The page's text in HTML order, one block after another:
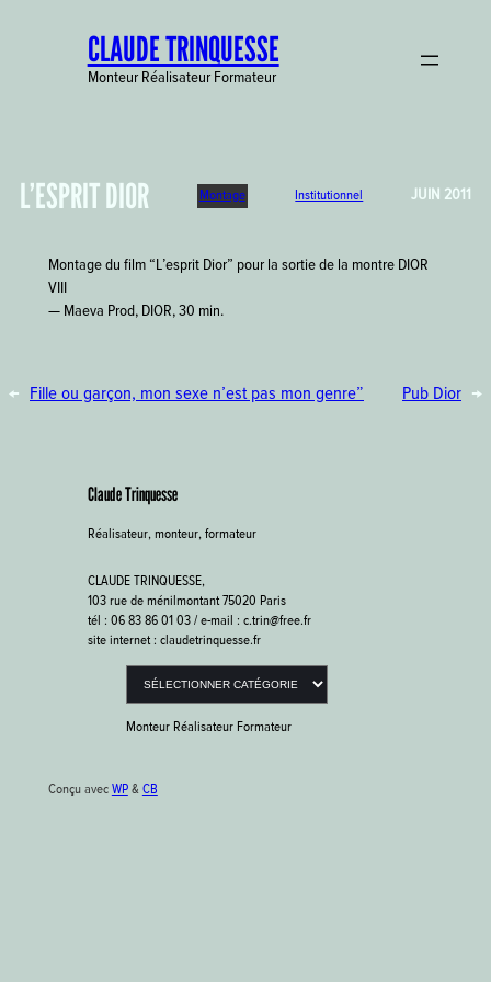
CLAUDE TRINQUESSE
Monteur Réalisateur Formateur
L’ESPRIT DIOR Montage Institutionnel JUIN 2011
Montage du film “L’esprit Dior” pour la sortie de la montre DIOR
VIII
— Maeva Prod, DIOR, 30 min.
← Fille ou garçon, mon sexe n’est pas mon genre” Pub Dior →
Claude Trinquesse
Réalisateur, monteur, formateur
CLAUDE TRINQUESSE,
103 rue de ménilmontant 75020 Paris
tél : 06 83 86 01 03 / e-mail : c.trin@free.fr
site internet : claudetrinquesse.fr
Monteur Réalisateur Formateur
Conçu avec WP& CB